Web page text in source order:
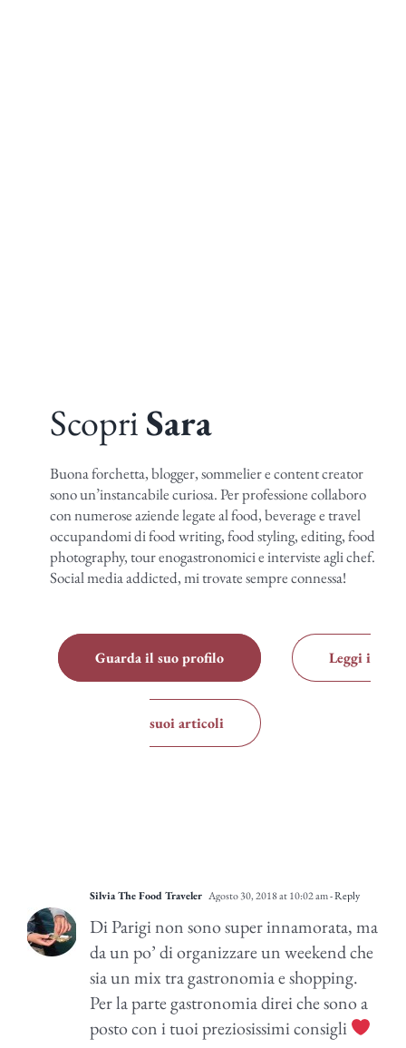
ScopriSara
Buona forchetta, blogger, sommelier e content creator
sono un’instancabile curiosa. Per professione collaboro
con numerose aziende legate al food, beverage e travel
occupandomi di food writing, food styling, editing, food
photography, tour enogastronomici e interviste agli chef.
Social media addicted, mi trovate sempre connessa!
Guarda il suo profilo Leggi i
suoi articoli
Silvia The Food Traveler Agosto 30, 2018 at 10:02 am- Reply
Di Parigi non sono super innamorata, ma
da un po’ di organizzare un weekend che
sia un mix tra gastronomia e shopping.
Per la parte gastronomia direi che sono a
posto con i tuoi preziosissimi consigli